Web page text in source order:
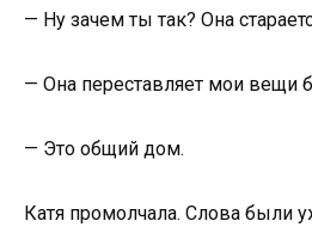
— Ну зачем ты так? Она
— Она переставляет мои вещи
— Это общий дом.
Катя промолчала. Слова были